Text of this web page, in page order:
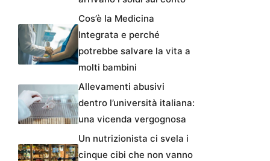
Cos’è la Medicina
Integrata e perché
potrebbe salvare la vita a
molti bambini
Allevamenti abusivi
dentro l’università italiana:
una vicenda vergognosa
Un nutrizionista ci svela i
cinque cibi che non vanno